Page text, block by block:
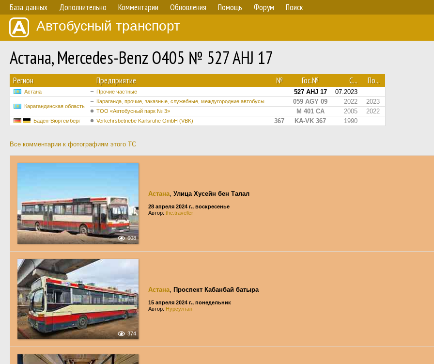
База данных Дополнительно Комментарии Обновления Помощь Форум Поиск
Автобусный транспорт
Астана, Mercedes-Benz O405 № 527 AHJ 17
Регион Предприятие № Гос.№ С... По...
Астана Прочие частные 527 AHJ 17 07.2023
Карагандинская область
Караганда, прочие, заказные, служебные, междугородние автобусы 059 AGY 09 2022 2023
TOO «Автобусный парк № 3» M 401 CA 2005 2022
Баден-Вюртемберг Verkehrsbetriebe Karlsruhe GmbH (VBK) 367 KA-VK 367 1990
Все комментарии к фотографиям этого ТС
608
Астана, Улица Хусейн бен Талал
28 апреля 2024 г., воскресенье
Автор: the.traveller
374
Астана, Проспект Кабанбай батыра
15 апреля 2024 г., понедельник
Автор: Нурсултан